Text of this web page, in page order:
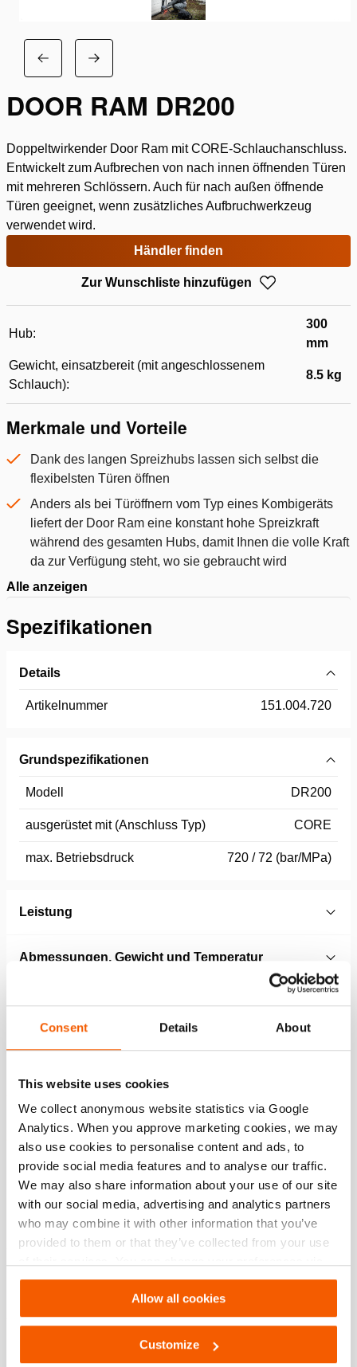
Consent Details About
This website uses cookies
We collect anonymous website statistics via Google
Analytics. When you approve marketing cookies, we may
also use cookies to personalise content and ads, to
provide social media features and to analyse our traffic.
We may also share information about your use of our site
with our social media, advertising and analytics partners
who may combine it with other information that you’ve
provided to them or that they’ve collected from your use
Settings. See ourcookiestatement.
Allow all cookies
Customize
DOOR RAM DR200
Doppeltwirkender Door Ram mit CORE-Schlauchanschluss.
Entwickelt zum Aufbrechen von nach innen öffnenden Türen
mit mehreren Schlössern. Auch für nach außen öffnende
Türen geeignet, wenn zusätzliches Aufbruchwerkzeug
verwendet wird.
Händler finden
Zur Wunschliste hinzufügen
Hub:
300
mm
Gewicht, einsatzbereit (mit angeschlossenem
Schlauch):
8.5 kg
Merkmale und Vorteile
Dank des langen Spreizhubs lassen sich selbst die
flexibelsten Türen öffnen
Anders als bei Türöffnern vom Typ eines Kombigeräts
liefert der Door Ram eine konstant hohe Spreizkraft
während des gesamten Hubs, damit Ihnen die volle Kraft
da zur Verfügung steht, wo sie gebraucht wird
Alle anzeigen
Spezifikationen
Details
Artikelnummer 151.004.720
Grundspezifikationen
Modell DR200
ausgerüstet mit (Anschluss Typ) CORE
max. Betriebsdruck 720 / 72 (bar/MPa)
Leistung
Abmessungen, Gewicht und Temperatur
Merkmale
flexibelsten Türen öffnen
Anders als bei Türöffnern vom Typ eines Kombigeräts
liefert der Door Ram eine konstant hohe Spreizkraft
während des gesamten Hubs, damit Ihnen die volle Kraft
da zur Verfügung steht, wo sie gebraucht wird
Einfache Positionierung
Mit der geringen Höhe der Spitze kann der Door Ram
ganz leicht in den Türrahmen eingesetzt werden
Mehr Sicherheit für den Bediener
Die Spitze ist rechtwinklig (in einem 90 Grad Winkel) an
das Gehäuse des Geräts montiert, damit der Bediener
nicht direkt vor der Tür stehen muss. So können Sie von